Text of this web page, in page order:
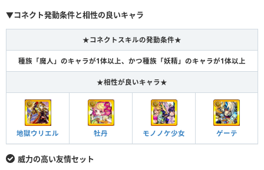
▼コネクト発動条件と相性の良いキャラ
★コネクトスキルの発動条件★
種族「魔人」のキャラが1体以上、かつ種族「妖精」のキャラが1体以上
★相性が良いキャラ★
地獄ウリエル 牡丹 モノノケ少女 ゲーテ
威力の高い友情セット